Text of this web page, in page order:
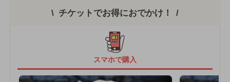
チケットでお得におでかけ！
スマホで購入